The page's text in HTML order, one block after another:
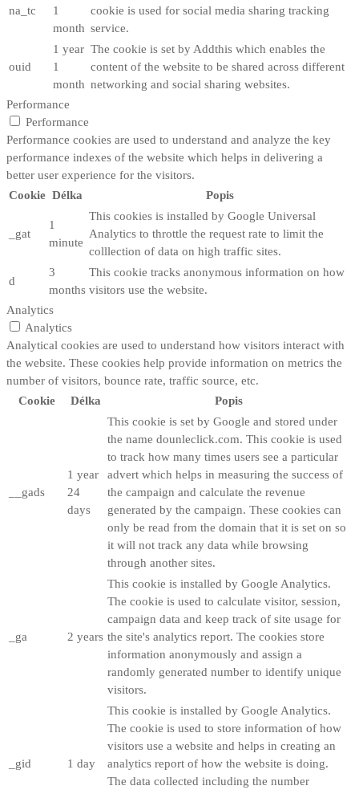
na_tc
1
month
cookie is used for social media sharing tracking
service.
ouid
1 year
1
month
The cookie is set by Addthis which enables the
content of the website to be shared across different
networking and social sharing websites.
Performance
Performance
Performance cookies are used to understand and analyze the key
performance indexes of the website which helps in delivering a
better user experience for the visitors.
Cookie Délka Popis
_gat
1
minute
This cookies is installed by Google Universal
Analytics to throttle the request rate to limit the
colllection of data on high traffic sites.
d
3
months
This cookie tracks anonymous information on how
visitors use the website.
Analytics
Analytics
Analytical cookies are used to understand how visitors interact with
the website. These cookies help provide information on metrics the
number of visitors, bounce rate, traffic source, etc.
Cookie
Délka Popis
__gads
1 year
24
days
This cookie is set by Google and stored under
the name dounleclick.com. This cookie is used
to track how many times users see a particular
advert which helps in measuring the success of
the campaign and calculate the revenue
generated by the campaign. These cookies can
only be read from the domain that it is set on so
it will not track any data while browsing
through another sites.
_ga 2 years
This cookie is installed by Google Analytics.
The cookie is used to calculate visitor, session,
campaign data and keep track of site usage for
the site's analytics report. The cookies store
information anonymously and assign a
randomly generated number to identify unique
visitors.
_gid 1 day
This cookie is installed by Google Analytics.
The cookie is used to store information of how
visitors use a website and helps in creating an
analytics report of how the website is doing.
The data collected including the number